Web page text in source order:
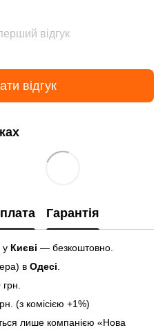
відгук
відгук
Гарантія
у Києві — безкоштовно.
в Одесі
(з комісією +1%)
лише компанією «Нова